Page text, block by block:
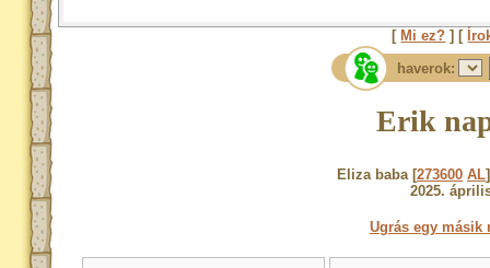
[ Mi ez? ] [
haverok:
Erik
Eliza baba [273600 AL
2025.
Ugrás egy másik